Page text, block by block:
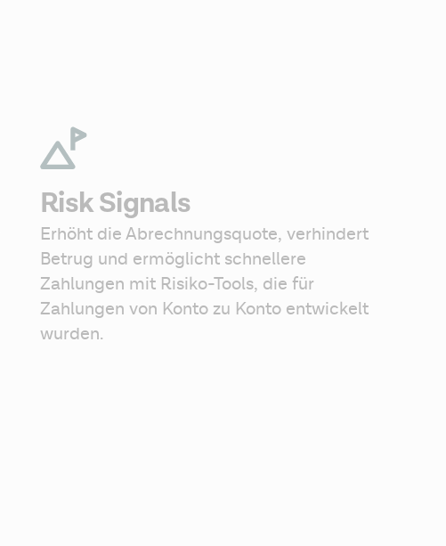
Risk Signals
Erhöht die Abrechnungsquote, verhindert
Betrug und ermöglicht schnellere
Zahlungen mit Risiko-Tools, die für
Zahlungen von Konto zu Konto entwickelt
wurden.